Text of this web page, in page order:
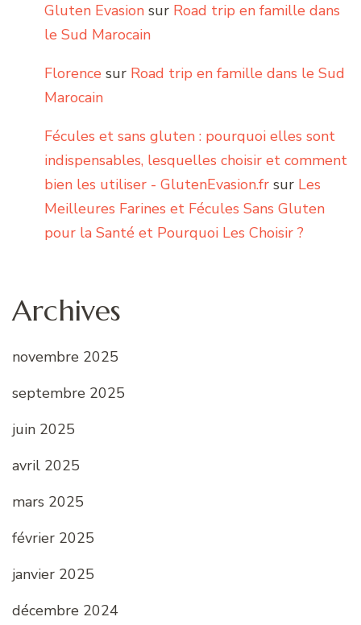
Gluten Evasion sur Road trip en famille dans
le Sud Marocain
Florence sur Road trip en famille dans le Sud
Marocain
Fécules et sans gluten : pourquoi elles sont
indispensables, lesquelles choisir et comment
bien les utiliser - GlutenEvasion.fr sur Les
Meilleures Farines et Fécules Sans Gluten
pour la Santé et Pourquoi Les Choisir ?
Archives
novembre 2025
septembre 2025
juin 2025
avril 2025
mars 2025
février 2025
janvier 2025
décembre 2024